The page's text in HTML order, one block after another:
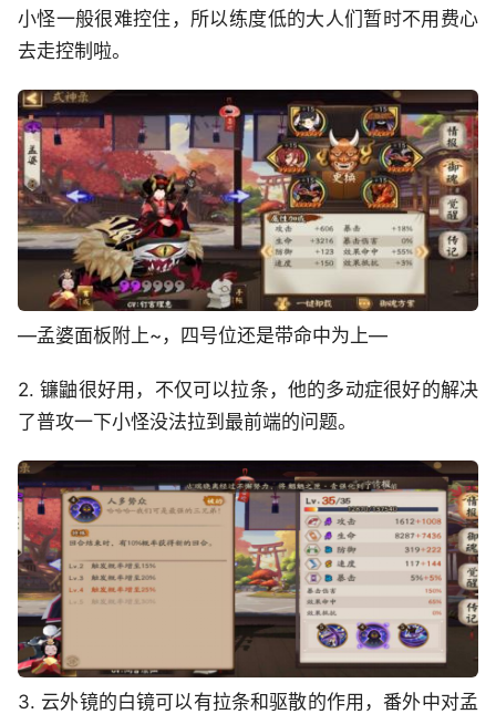
小怪一般很难控住，所以练度低的大人们暂时不用费心
去走控制啦。
—孟婆面板附上~，四号位还是带命中为上—
2. 镰鼬很好用，不仅可以拉条，他的多动症很好的解决
了普攻一下小怪没法拉到最前端的问题。
3. 云外镜的白镜可以有拉条和驱散的作用，番外中对孟